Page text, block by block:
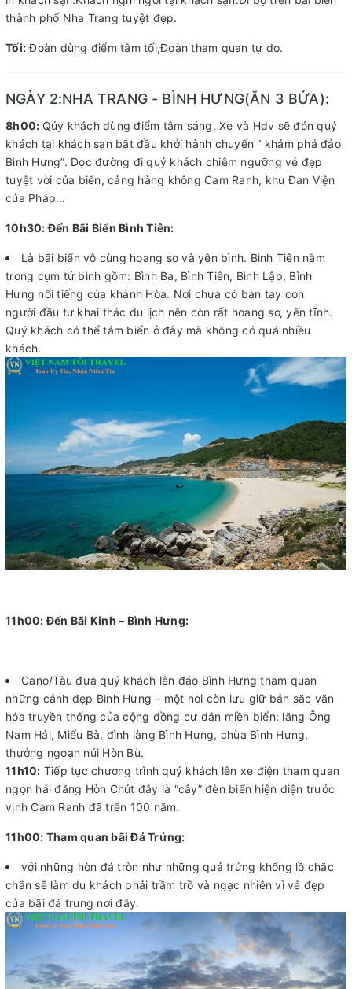
thành phố Nha Trang tuyệt đẹp.
Tối:Đoàn dùng điểm tâm tối,Đoàn tham quan tự do.
NGÀY 2:NHA TRANG - BÌNH HƯNG(ĂN 3 BỬA):
8h00: Qúy khách dùng điểm tâm sáng. Xe và Hdv sẽ đón quý
khách tại khách sạn bắt đầu khởi hành chuyến “ khám phá đảo
Bình Hưng”. Dọc đường đi quý khách chiêm ngưỡng vẻ đẹp
tuyệt vời của biển, cảng hàng không Cam Ranh, khu Đan Viện
của Pháp…
10h30: Đến Bãi Biển Bình Tiên:
Là bãi biển vô cùng hoang sơ và yên bình. Bình Tiên nằm
trong cụm tứ bình gồm: Bình Ba, Bình Tiên, Bình Lập, Bình
Hưng nổi tiếng của khánh Hòa. Nơi chưa có bàn tay con
người đầu tư khai thác du lịch nên còn rất hoang sơ, yên tĩnh.
Quý khách có thể tắm biển ở đây mà không có quá nhiều
khách.
11h00: Đến Bãi Kinh – Bình Hưng:
Cano/Tàu đưa quý khách lên đảo Bình Hưng tham quan
những cảnh đẹp Bình Hưng – một nơi còn lưu giữ bản sắc văn
hóa truyền thống của cộng đồng cư dân miền biển: lăng Ông
Nam Hải, Miếu Bà, đình làng Bình Hưng, chùa Bình Hưng,
thưởng ngoạn núi Hòn Bù.
11h10: Tiếp tục chương trình quý khách lên xe điện tham quan
ngọn hải đăng Hòn Chút đây là “cây” đèn biển hiện diện trước
vịnh Cam Ranh đã trên 100 năm.
11h00: Tham quan bãi Đá Trứng:
với những hòn đá tròn như những quả trứng khổng lồ chắc
chắn sẽ làm du khách phải trầm trồ và ngạc nhiên vì vẻ đẹp
của bãi đá trung nơi đây.